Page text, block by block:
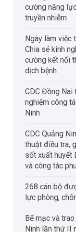
cường năng
truyền nhiễm
Ngày làm việc
Chia sẻ kinh
cường kết nối
dịch bệnh
CDC Đồng Nai
nghiệm công
Ninh
CDC Quảng
thuật điều tra,
sốt xuất huyết
và công tác
268 cán bộ
lực phòng,
Bế mạc và
Ninh lần thứ II